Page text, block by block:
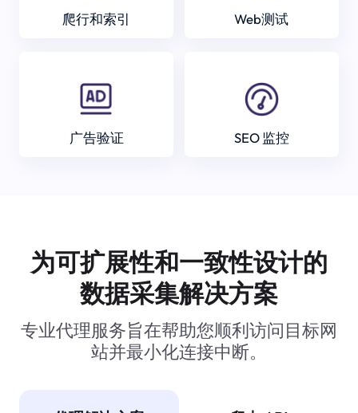
爬行和索引 Web测试
广告验证 SEO 监控
为可扩展性和一致性设计的
数据采集解决方案
专业代理服务旨在帮助您顺利访问目标网
站并最小化连接中断。